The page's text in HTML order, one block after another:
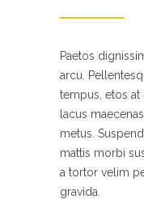
Paetos
arcu.
tempus, etos
lacus
metus.
mattis morbi
a tortor velim
gravida.